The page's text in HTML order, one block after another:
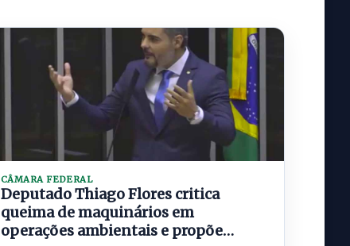
CÂMARA FEDERAL
Deputado Thiago Flores critica
queima de maquinários em
operações ambientais e propõe